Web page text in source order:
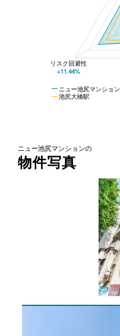
ニュー池尻マンション
池尻大橋駅
リスク回避性
+11.44%
ニュー池尻マンションの
物件写真